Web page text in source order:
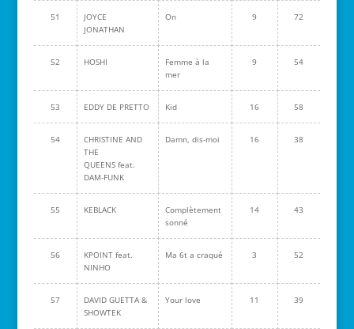
51
JOYCE
JONATHAN
On 9 72
52 HOSHI
Femme à la
mer
9 54
53 EDDY DE PRETTO Kid 16 58
54
CHRISTINE AND
THE
QUEENS feat.
DAM-FUNK
Damn, dis-moi 16 38
55 KEBLACK
Complètement
sonné
14 43
56
KPOINT feat.
NINHO
Ma 6t a craqué 3 52
57
DAVID GUETTA &
SHOWTEK
Your love 11 39